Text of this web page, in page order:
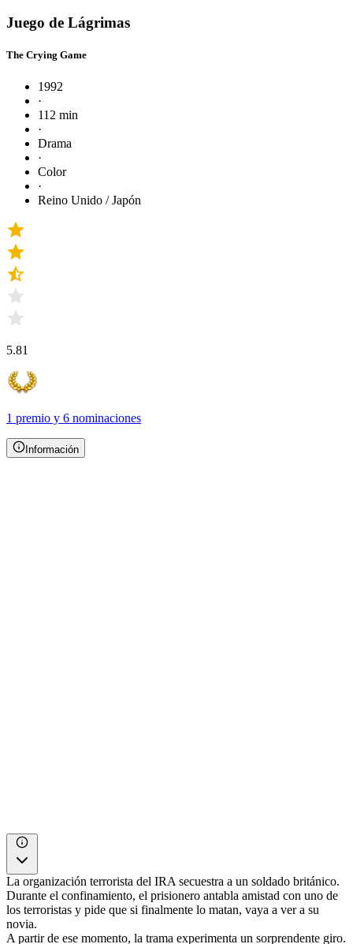
Juego de Lágrimas
The Crying Game
1992
·
112 min
·
Drama
·
Color
·
Reino Unido / Japón
5.81
1 premio y 6 nominaciones
Información
La organización terrorista del IRA secuestra a un soldado británico.
Durante el confinamiento, el prisionero antabla amistad con uno de
los terroristas y pide que si finalmente lo matan, vaya a ver a su
novia.
A partir de ese momento, la trama experimenta un sorprendente giro.